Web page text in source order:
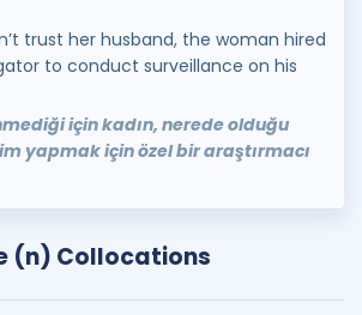
trust her husband, the woman hired
to conduct surveillance on his
için kadın, nerede olduğu
yapmak için özel bir araştırmacı
(n) Collocations